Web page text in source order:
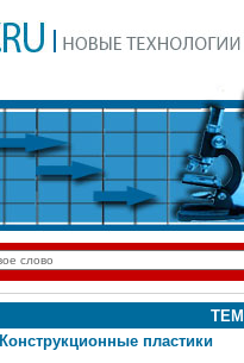
Конструкционные пластики